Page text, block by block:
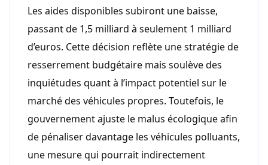
Les aides disponibles subiront une baisse,
passant de 1,5 milliard à seulement 1 milliard
d’euros. Cette décision reflète une stratégie de
resserrement budgétaire mais soulève des
inquiétudes quant à l’impact potentiel sur le
marché des véhicules propres. Toutefois, le
gouvernement ajuste le malus écologique afin
de pénaliser davantage les véhicules polluants,
une mesure qui pourrait indirectement